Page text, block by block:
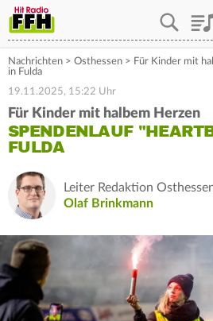
Nachrichten > Osthessen > Für Kinder mit
in Fulda
19.11.2025, 15:22 Uhr
Für Kinder mit halbem Herzen
SPENDENLAUF
FULDA
Leiter Redaktion
Olaf Brinkmann